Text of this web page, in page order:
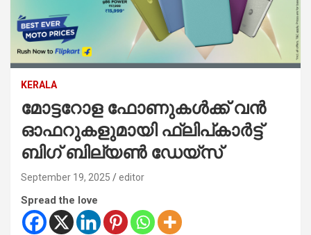
KERALA
മോട്ടറോള ഫോണുകൾക്ക് വൻ
ഓഫറുകളുമായി ഫ്ലിപ്കാർട്ട്
ബിഗ് ബില്യൺ ഡേയ്‌സ്
September 19, 2025 editor
Spread the love